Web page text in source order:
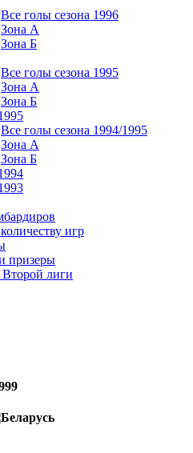
Все голы сезона 1996
Зона А
Зона Б
Все голы сезона 1995
Зона А
Зона Б
Все голы сезона 1994/1995
Зона А
Зона Б
игр
призеры
лиги